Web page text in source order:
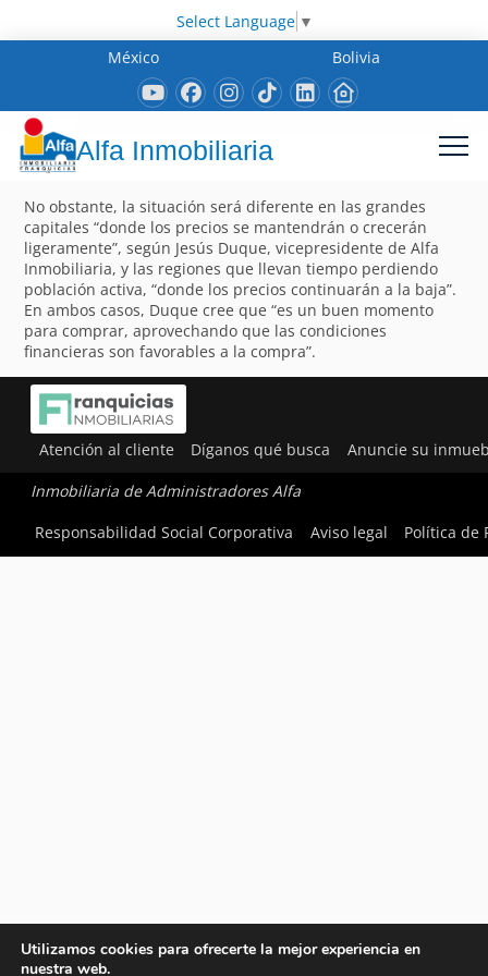
Select Language ▼
México
Bolivia
Alfa Inmobiliaria
No obstante, la situación será diferente en las grandes
capitales “donde los precios se mantendrán o crecerán
ligeramente”, según Jesús Duque, vicepresidente de Alfa
Inmobiliaria, y las regiones que llevan tiempo perdiendo
población activa, “donde los precios continuarán a la baja”.
En ambos casos, Duque cree que “es un buen momento
para comprar, aprovechando que las condiciones
financieras son favorables a la compra”.
Atención al cliente Díganos qué busca Anuncie su
Inmobiliaria de Administradores Alfa
Responsabilidad Social Corporativa
Aviso legal Política de
Utilizamos cookies para ofrecerte la mejor experiencia en
nuestra web.